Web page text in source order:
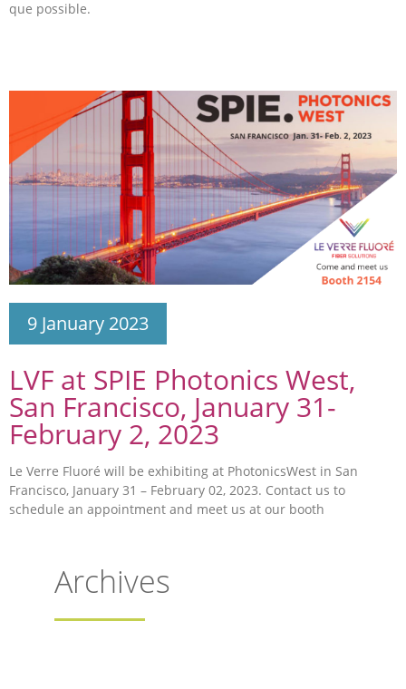
que possible.
LVF at SPIE Photonics West,
San Francisco, January 31-
February 2, 2023
9 January 2023
Le Verre Fluoré will be exhibiting at PhotonicsWest in San
Francisco, January 31 – February 02, 2023. Contact us to
schedule an appointment and meet us at our booth
Archives